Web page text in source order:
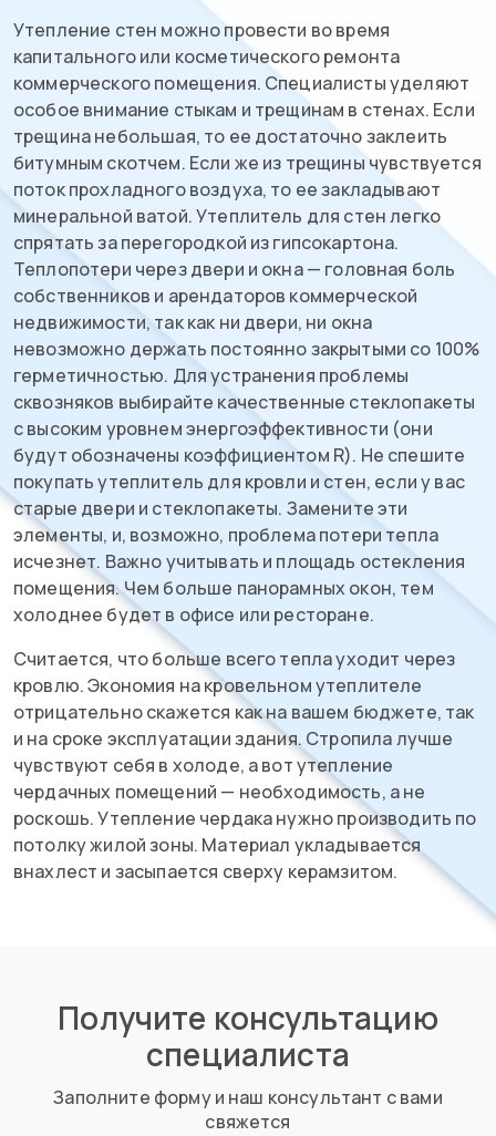
Утепление стен можно провести во время
капитального или косметического ремонта
коммерческого помещения. Специалисты уделяют
особое внимание стыкам и трещинам в стенах. Если
трещина небольшая, то ее достаточно заклеить
битумным скотчем. Если же из трещины чувствуется
поток прохладного воздуха, то ее закладывают
минеральной ватой. Утеплитель для стен легко
спрятать за перегородкой из гипсокартона.
Теплопотери через двери и окна — головная боль
собственников и арендаторов коммерческой
недвижимости, так как ни двери, ни окна
невозможно держать постоянно закрытыми со 100%
герметичностью. Для устранения проблемы
сквозняков выбирайте качественные стеклопакеты
с высоким уровнем энергоэффективности (они
будут обозначены коэффициентом R). Не спешите
покупать утеплитель для кровли и стен, если у вас
старые двери и стеклопакеты. Замените эти
элементы, и, возможно, проблема потери тепла
исчезнет. Важно учитывать и площадь остекления
помещения. Чем больше панорамных окон, тем
холоднее будет в офисе или ресторане.
Считается, что больше всего тепла уходит через
кровлю. Экономия на кровельном утеплителе
отрицательно скажется как на вашем бюджете, так
и на сроке эксплуатации здания. Стропила лучше
чувствуют себя в холоде, а вот утепление
чердачных помещений — необходимость, а не
роскошь. Утепление чердака нужно производить по
потолку жилой зоны. Материал укладывается
внахлест и засыпается сверху керамзитом.
Получите консультацию
специалиста
Заполните форму и наш консультант с вами
свяжется